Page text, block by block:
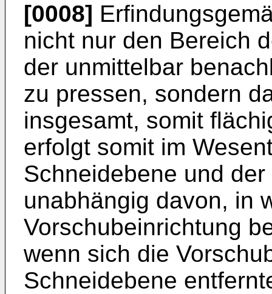
[0008]
nicht nur den Bereich
der unmittelbar
zu pressen, sondern
insgesamt, somit
erfolgt somit im
Schneidebene und
unabhängig davon, in
Vorschubeinrichtung
wenn sich die
Schneidebene